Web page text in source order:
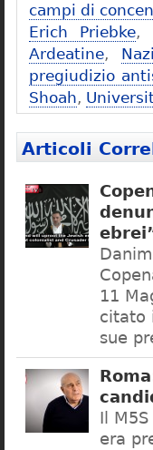
campi di
Erich Priebke,
Ardeatine,
pregiudizio
Shoah,
Articoli
11
citato
sue
Il
era